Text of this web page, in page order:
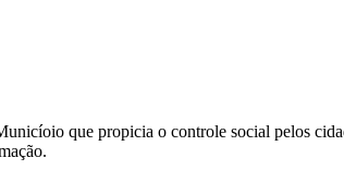
que propicia o controle social pelos